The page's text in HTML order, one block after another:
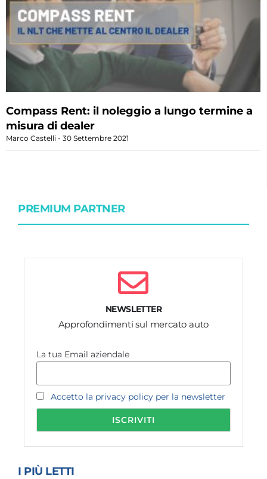
Compass Rent: il noleggio a lungo termine a
misura di dealer
Marco Castelli 30 Settembre 2021
PREMIUM PARTNER
NEWSLETTER
Approfondimenti sul mercato auto
La tua Email aziendale
Accetto la privacy policy per la newsletter
I PIÙ LETTI